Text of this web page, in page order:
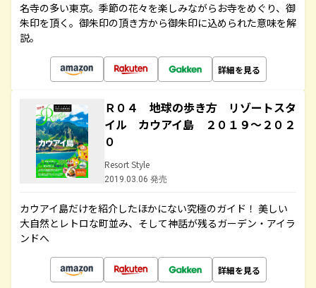
名寺の多い東京。季節の花々を楽しみながらお寺をめぐり、御
朱印を頂く。御朱印の頂き方から御朱印に込められた意味を解
説。
詳細を見る
Ｒ０４ 地球の歩き方 リゾートスタ
イル カウアイ島 ２０１９～２０２
０
Resort Style
2019.03.06 発売
カウアイ島だけを紹介したほかにない究極のガイド！ 美しい
大自然とレトロな町並み、そして神話が残るガーデン・アイラ
ンドへ
詳細を見る